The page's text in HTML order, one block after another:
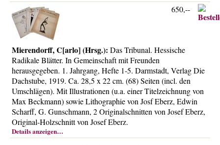
Impressum
Versandkosten
AGB
Widerrufsrecht
Datenschutz
Mierendorff, C[arlo] (Hrsg.): Das Tribunal. Hessische
Radikale Blätter. In Gemeinschaft mit Freunden
herausgegeben. 1. Jahrgang, Hefte 1-5. Darmstadt, Verlag Die
Dachstube, 1919. Ca. 28,5 x 22 cm. (68) Seiten (incl. den
Umschlägen). Mit Illustrationen (u.a. einer Titelzeichnung von
Max Beckmann) sowie Lithographie von Josf Eberz, Edwin
Scharff, G. Gunschmann, 2 Originalschnitten von Josef Eberz,
Original-Holzschnitt von Josef Eberz.
Details anzeigen…
650,--